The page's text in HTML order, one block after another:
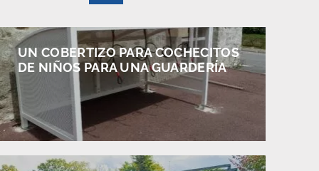
UN COBERTIZO PARA COCHECITOS
DE NIÑOS PARA UNA GUARDERÍA